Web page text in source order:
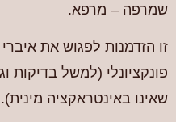
שמרפה – מרפא.
זו הזדמנות לפגוש את
פונקציונלי (למשל בדיקות
שאינו באינטראקציה מינית).